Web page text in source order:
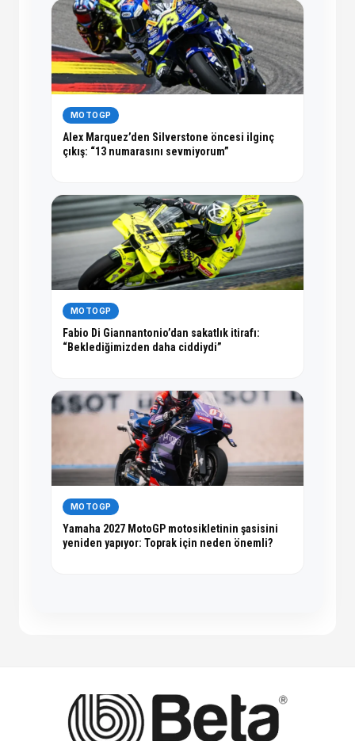
MOTOGP
Alex Marquez’den Silverstone öncesi ilginç
çıkış: “13 numarasını sevmiyorum”
MOTOGP
Fabio Di Giannantonio’dan sakatlık itirafı:
“Beklediğimizden daha ciddiydi”
MOTOGP
Yamaha 2027 MotoGP motosikletinin şasisini
yeniden yapıyor: Toprak için neden önemli?